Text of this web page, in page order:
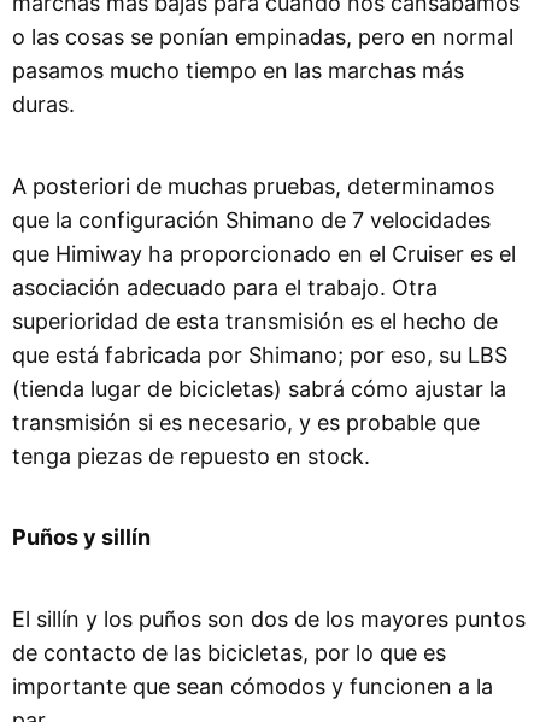
o las cosas se ponían empinadas, pero en normal
pasamos mucho tiempo en las marchas más
duras.
A posteriori de muchas pruebas, determinamos
que la configuración Shimano de 7 velocidades
que Himiway ha proporcionado en el Cruiser es el
asociación adecuado para el trabajo. Otra
superioridad de esta transmisión es el hecho de
que está fabricada por Shimano; por eso, su LBS
(tienda lugar de bicicletas) sabrá cómo ajustar la
transmisión si es necesario, y es probable que
tenga piezas de repuesto en stock.
Puños y sillín
El sillín y los puños son dos de los mayores puntos
de contacto de las bicicletas, por lo que es
importante que sean cómodos y funcionen a la